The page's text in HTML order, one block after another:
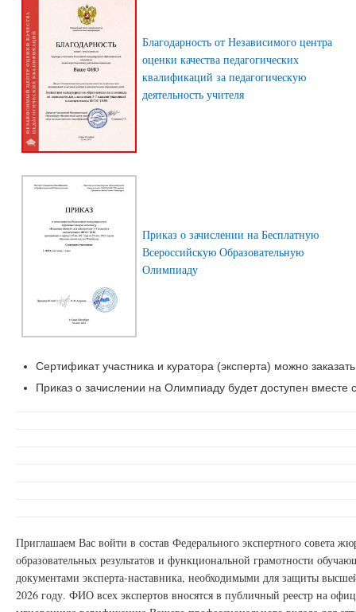
Благодарность от Независимого центра
оценки качества педагогических
квалификаций за педагогическую
деятельность учителя
Приказ о зачислении на Бесплатную
Всероссийскую Образовательную
Олимпиаду
Сертификат участника и куратора (эксперта) можно
Приказ о зачислении на Олимпиаду будет доступен вместе
Приглашаем Вас войти в состав Федерального экспертного совета
образовательных результатов и функциональной грамотности
документами эксперта-наставника, необходимыми для защиты
2026 году. ФИО всех экспертов вносятся в публичный реестр на